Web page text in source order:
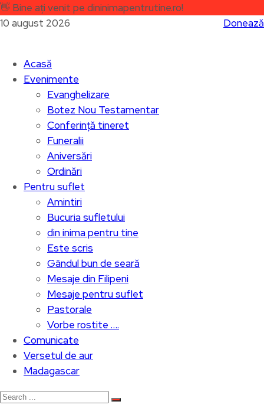
👋 Bine ați venit pe dininimapentrutine.ro!
10 august 2026
Donează
Acasă
Evenimente
Evanghelizare
Botez Nou Testamentar
Conferință tineret
Funeralii
Aniversări
Ordinări
Pentru suflet
Amintiri
Bucuria sufletului
din inima pentru tine
Este scris
Gândul bun de seară
Mesaje din Filipeni
Mesaje pentru suflet
Pastorale
Vorbe rostite ….
Comunicate
Versetul de aur
Madagascar